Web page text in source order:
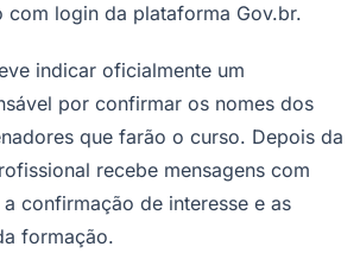
com login da plataforma Gov.br.
indicar oficialmente um
por confirmar os nomes dos
que farão o curso. Depois da
recebe mensagens com
confirmação de interesse e as
formação.